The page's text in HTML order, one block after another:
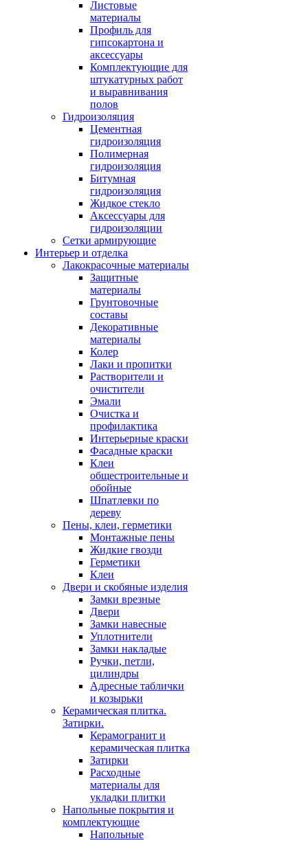
Листовые
материалы
Профиль для
гипсокартона и
аксессуары
Комплектующие для
штукатурных работ
и выравнивания
полов
Гидроизоляция
Цементная
гидроизоляция
Полимерная
гидроизоляция
Битумная
гидроизоляция
Жидкое стекло
Аксессуары для
гидроизоляции
Сетки армирующие
Интерьер и отделка
Лакокрасочные материалы
Защитные
материалы
Грунтовочные
составы
Декоративные
материалы
Колер
Лаки и пропитки
Растворители и
очистители
Эмали
Очистка и
профилактика
Интерьерные краски
Фасадные краски
Клеи
общестроительные и
обойные
Шпатлевки по
дереву
Пены, клеи, герметики
Монтажные пены
Жидкие гвозди
Герметики
Клеи
Двери и скобяные изделия
Замки врезные
Двери
Замки навесные
Уплотнители
Замки накладые
Ручки, петли,
цилиндры
Адресные таблички
и козырьки
Керамическая плитка.
Затирки.
Керамогранит и
керамическая плитка
Затирки
Расходные
материалы для
укладки плитки
Напольные покрытия и
комплектующие
Напольные